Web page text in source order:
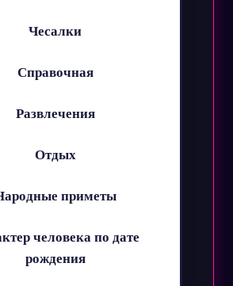
Чесалки
Справочная
Развлечения
Отдых
приметы
человека по дате
рождения